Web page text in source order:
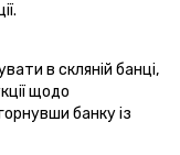
в скляній банці,
щодо
банку із